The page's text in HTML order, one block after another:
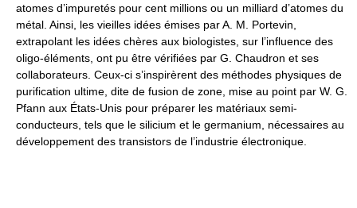
atomes d’impuretés pour cent millions ou un milliard d’atomes du
métal. Ainsi, les vieilles idées émises par A. M. Portevin,
extrapolant les idées chères aux biologistes, sur l’influence des
oligo-éléments, ont pu être vérifiées par G. Chaudron et ses
collaborateurs. Ceux-ci s’inspirèrent des méthodes physiques de
purification ultime, dite de fusion de zone, mise au point par W. G.
Pfann aux États-Unis pour préparer les matériaux semi-
conducteurs, tels que le silicium et le germanium, nécessaires au
développement des transistors de l’industrie électronique.